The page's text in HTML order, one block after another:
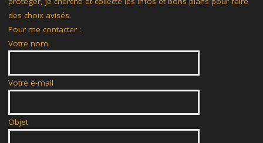
des choix avisés.
Pour me contacter :
Votre nom
Votre e-mail
Objet